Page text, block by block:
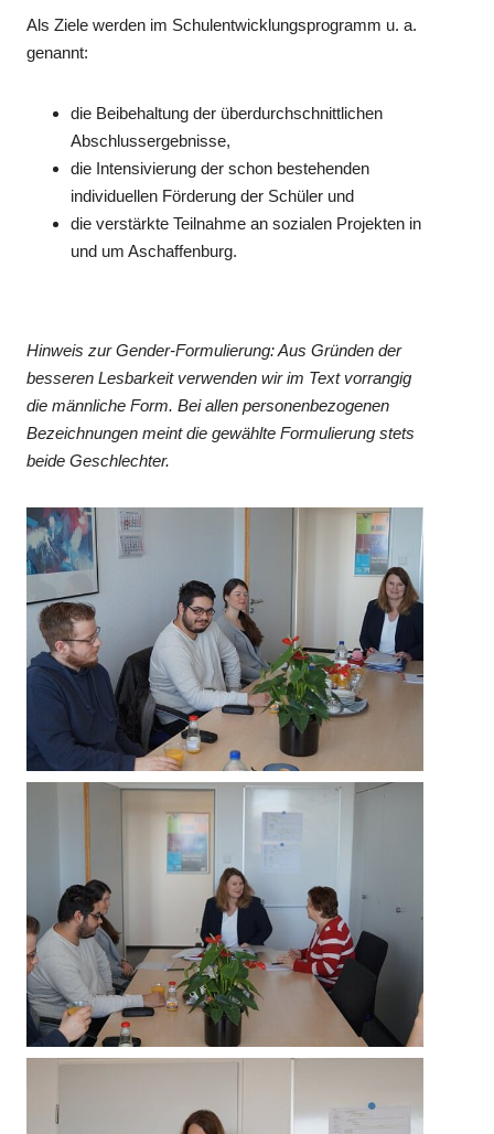
Als Ziele werden im Schulentwicklungsprogramm u. a.
genannt:
die Beibehaltung der überdurchschnittlichen
Abschlussergebnisse,
die Intensivierung der schon bestehenden
individuellen Förderung der Schüler und
die verstärkte Teilnahme an sozialen Projekten in
und um Aschaffenburg.
Hinweis zur Gender-Formulierung: Aus Gründen der
besseren Lesbarkeit verwenden wir im Text vorrangig
die männliche Form. Bei allen personenbezogenen
Bezeichnungen meint die gewählte Formulierung stets
beide Geschlechter.